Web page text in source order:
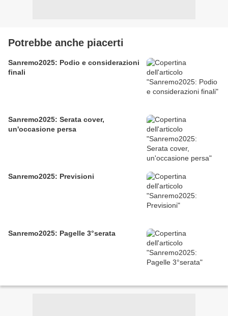
Potrebbe anche piacerti
Sanremo2025: Podio e considerazioni
finali
Sanremo2025: Serata cover,
un'occasione persa
Sanremo2025: Previsioni
Sanremo2025: Pagelle 3°serata